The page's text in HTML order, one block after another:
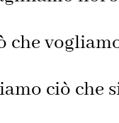
che
ciò che